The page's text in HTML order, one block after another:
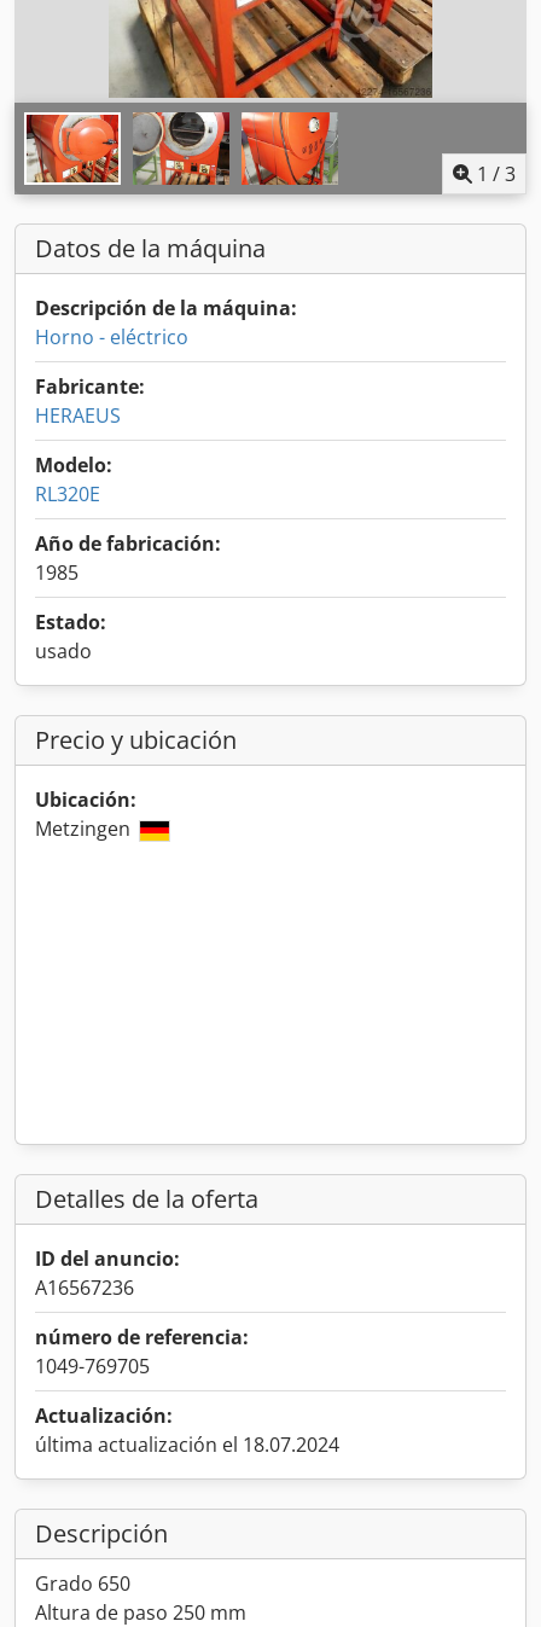
1 /3
Datos de la máquina
Descripción de la máquina:
Horno - eléctrico
Fabricante:
HERAEUS
Modelo:
RL320E
Año de fabricación:
1985
Estado:
usado
Precio y ubicación
Ubicación:
Metzingen
Detalles de la oferta
ID del anuncio:
A16567236
número de referencia:
1049-769705
Actualización:
última actualización el 18.07.2024
Descripción
Grado 650
Altura de paso 250 mm